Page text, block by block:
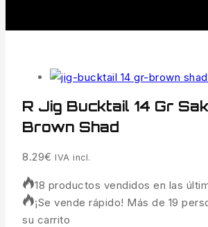
R Jig Bucktail 14 Gr
Brown Shad
8.29€ IVA incl.
18 productos vendidos en las
¡Se vende rápido! Más de 19
su carrito